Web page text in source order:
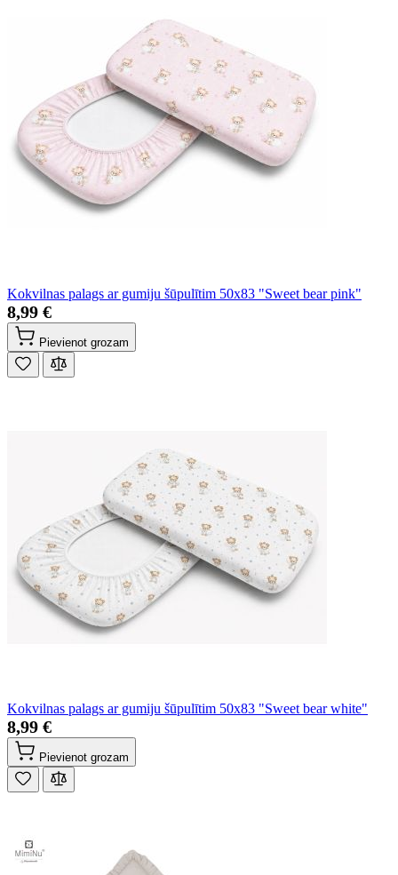
Kokvilnas palags ar gumiju šūpulītim 50x83 "Sweet bear pink"
8,99 €
Pievienot grozam
Kokvilnas palags ar gumiju šūpulītim 50x83 "Sweet bear white"
8,99 €
Pievienot grozam